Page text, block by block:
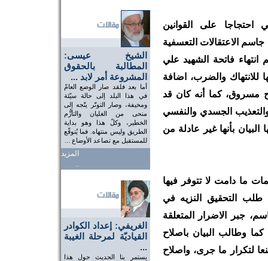
الشيخ عيسى:
المطالبة بالحقوق
المشروعة أمر لابد ...
أما بعد فلقد صار الوضع العامّ
في هذا البلد إلى حالة سيّئة
ومخيفة، وصار التوتّر يتّجه إلى
منحى من الغليان والتأزُّم
الخطير، وكلّ هذا وهو بداية
الطريق وليس منتهاه. فما يُتوقّع
للمستقبل مع تصاعد الأوضاع ...
المزيد
..
الغريفي: إعداد الكوادر
القياديّة لمرحلة الغيبة
...
يستمر بنا الحديث حول هذا
احتجاجا على القوانين
الاعتقالات التعسفية
انتهاء فاتحة الشهيد علي
للانتهاك والضرب، اضافة
مسروق، كما أنه كان قد
الجسدي والنفسي
بأنها غير عادلة من
ما دامت لا تتوفر فيها
طلب التحقيق النزيه في
جبر الاضرار المتعلقة
كما وطالب البيان باصلاح
لتكرار ما جرى، واصلاح